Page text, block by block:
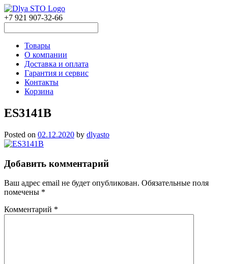
+7 921 907-32-66
Товары
О компании
Доставка и оплата
Гарантия и сервис
Контакты
Корзина
ES3141B
Posted on 02.12.2020 by dlyasto
Добавить комментарий
Ваш адрес email не будет опубликован. Обязательные поля
помечены *
Комментарий *